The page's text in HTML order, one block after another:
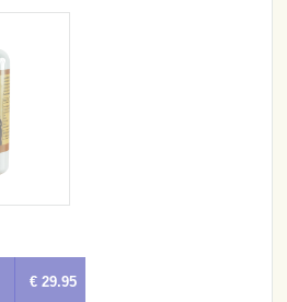
€ 29.95